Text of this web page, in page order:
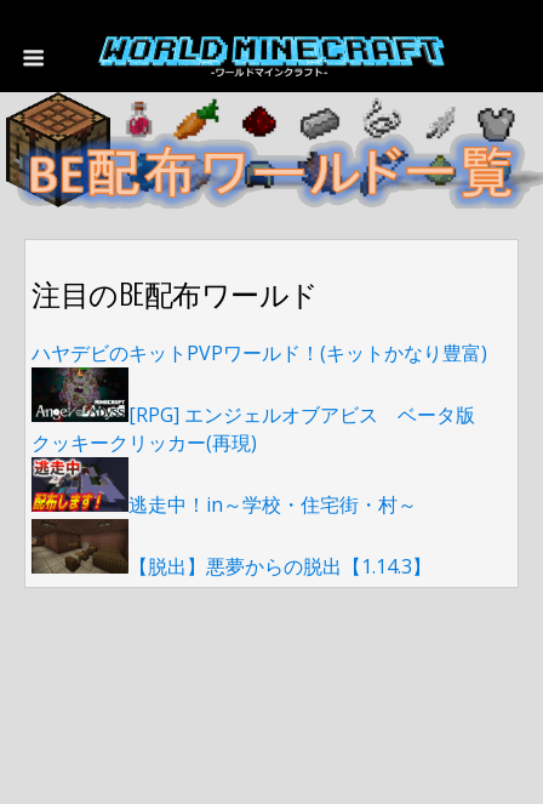
注目のBE配布ワールド
ハヤデビのキットPVPワールド！(キットかなり豊富)
[RPG] エンジェルオブアビス ベータ版
クッキークリッカー(再現)
逃走中！in～学校・住宅街・村～
【脱出】悪夢からの脱出【1.14.3】